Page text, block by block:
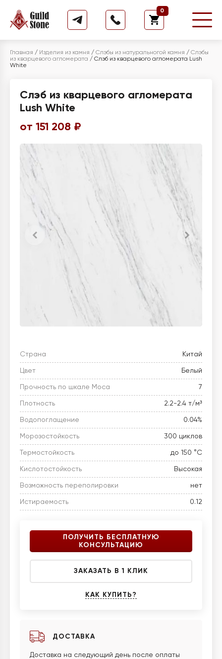
0
Главная / Изделия из камня / Слэбы из натуральногой камня / Слэбы
из кварцевого агломерата / Слэб из кварцевого агломерата Lush
White
Слэб из кварцевого агломерата
Lush White
от 151 208 ₽
Страна Китай
Цвет Белый
Прочность по шкале Моса 7
Плотность 2.2-2.4 т/м³
Водопоглащение 0.04%
Морозостойкость 300 циклов
Термостойкость до 150 °C
Кислотостойкость Высокая
Возможность переполировки нет
Истираемость 0.12
ПОЛУЧИТЬ БЕСПЛАТНУЮ
КОНСУЛЬТАЦИЮ
ЗАКАЗАТЬ В 1 КЛИК
КАК КУПИТЬ?
ДОСТАВКА
Доставка на следующий день после оплаты